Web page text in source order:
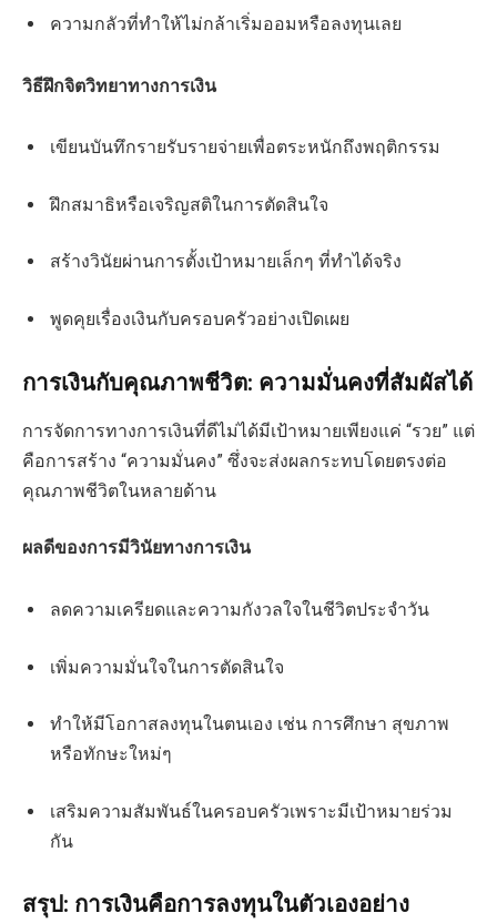
ความกลัวที่ทำให้ไม่กล้าเริ่มออมหรือลงทุนเลย
วิธีฝึกจิตวิทยาทางการเงิน
เขียนบันทึกรายรับรายจ่ายเพื่อตระหนักถึงพฤติกรรม
ฝึกสมาธิหรือเจริญสติในการตัดสินใจ
สร้างวินัยผ่านการตั้งเป้าหมายเล็กๆ ที่ทำได้จริง
พูดคุยเรื่องเงินกับครอบครัวอย่างเปิดเผย
การเงินกับคุณภาพชีวิต: ความมั่นคงที่สัมผัสได้
การจัดการทางการเงินที่ดีไม่ได้มีเป้าหมายเพียงแค่ “รวย” แต่
คือการสร้าง “ความมั่นคง” ซึ่งจะส่งผลกระทบโดยตรงต่อ
คุณภาพชีวิตในหลายด้าน
ผลดีของการมีวินัยทางการเงิน
ลดความเครียดและความกังวลใจในชีวิตประจำวัน
เพิ่มความมั่นใจในการตัดสินใจ
ทำให้มีโอกาสลงทุนในตนเอง เช่น การศึกษา สุขภาพ
หรือทักษะใหม่ๆ
เสริมความสัมพันธ์ในครอบครัวเพราะมีเป้าหมายร่วม
กัน
สรุป: การเงินคือการลงทุนในตัวเองอย่าง